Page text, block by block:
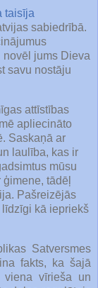
taisīja
sabiedrībā.
novēl jums Dieva
savu nostāju
attīstības
apliecināto
Saskaņā ar
laulība, kas ir
mūsu
tādēļ
Pašreizējās
kā iepriekš
Satversmes
fakts, ka šajā
viena vīrieša un